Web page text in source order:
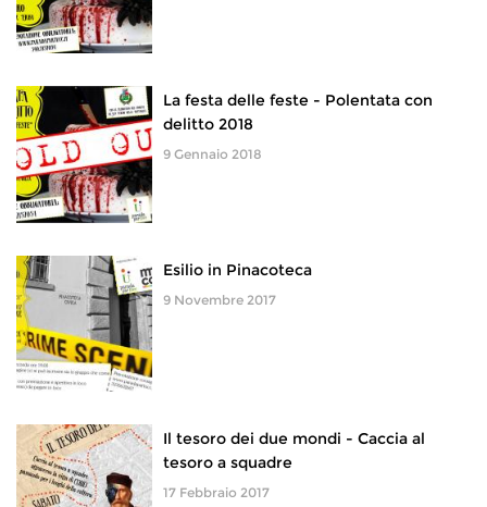
La festa delle feste - Polentata con
delitto 2018
9 Gennaio 2018
Esilio in Pinacoteca
9 Novembre 2017
Il tesoro dei due mondi - Caccia al
tesoro a squadre
17 Febbraio 2017